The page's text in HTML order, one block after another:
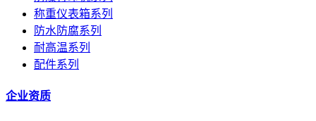
称重仪表箱系列
防水防腐系列
耐高温系列
配件系列
企业资质